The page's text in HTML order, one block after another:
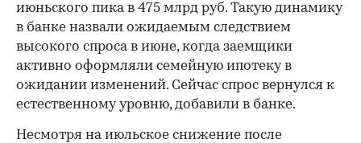
июньского пика в 475 млрд руб. Такую динамику
в банке назвали ожидаемым следствием
высокого спроса в июне, когда заемщики
активно оформляли семейную ипотеку в
ожидании изменений. Сейчас спрос вернулся к
естественному уровню, добавили в банке.
Несмотря на июльское снижение после